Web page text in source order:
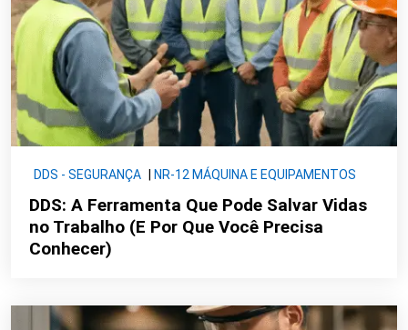
DDS - SEGURANÇA NR-12 MÁQUINA E EQUIPAMENTOS
DDS: A Ferramenta Que Pode Salvar Vidas
no Trabalho (E Por Que Você Precisa
Conhecer)